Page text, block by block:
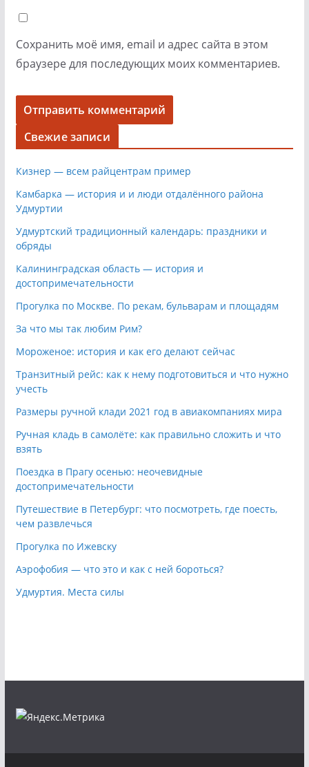
Сохранить моё имя, email и адрес сайта в этом
браузере для последующих моих комментариев.
Свежие записи
Кизнер — всем райцентрам пример
Камбарка — история и и люди отдалённого района
Удмуртии
Удмуртский традиционный календарь: праздники и
обряды
Калининградская область — история и
достопримечательности
Прогулка по Москве. По рекам, бульварам и площадям
За что мы так любим Рим?
Мороженое: история и как его делают сейчас
Транзитный рейс: как к нему подготовиться и что нужно
учесть
Размеры ручной клади 2021 год в авиакомпаниях мира
Ручная кладь в самолёте: как правильно сложить и что
взять
Поездка в Прагу осенью: неочевидные
достопримечательности
Путешествие в Петербург: что посмотреть, где поесть,
чем развлечься
Прогулка по Ижевску
Аэрофобия — что это и как с ней бороться?
Удмуртия. Места силы